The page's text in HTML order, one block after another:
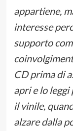
appartiene,
interesse
supporto
CD prima di
apri e lo
il vinile,
alzare dalla